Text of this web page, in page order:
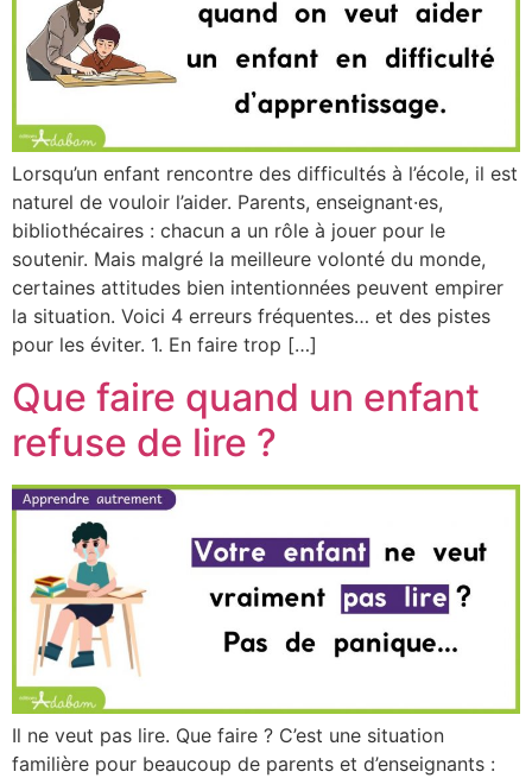
Lorsqu’un enfant rencontre des difficultés à l’école, il est
naturel de vouloir l’aider. Parents, enseignant·es,
bibliothécaires : chacun a un rôle à jouer pour le
soutenir. Mais malgré la meilleure volonté du monde,
certaines attitudes bien intentionnées peuvent empirer
la situation. Voici 4 erreurs fréquentes… et des pistes
pour les éviter. 1. En faire trop […]
Que faire quand un enfant
refuse de lire ?
Il ne veut pas lire. Que faire ? C’est une situation
familière pour beaucoup de parents et d’enseignants :